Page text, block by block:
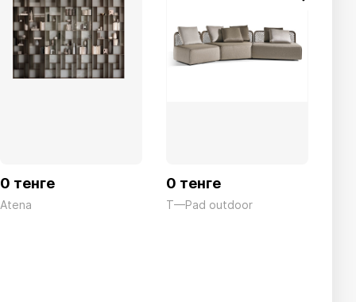
0 тенге
Atena
0 тенге
T—Pad outdoor